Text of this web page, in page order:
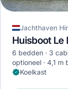
Jachthaven
Huisboot Le
6 bedden 3
optioneel
4,1 m
Koelkast